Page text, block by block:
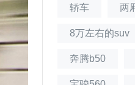
轿车 两
8万左右的suv
奔腾b50